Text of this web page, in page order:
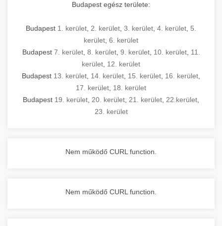
Budapest egész területe:
Budapest 1. kerület 2. kerület 3. kerület 4. kerület 5.
kerület 6. kerület
Budapest 7. kerület, 8. kerület, 9. kerület, 10. kerület, 11.
kerület 12. kerület
Budapest 13. kerület 14. kerület 15. kerület 16. kerület
17. kerület 18. kerület
Budapest 19. kerület 20. kerület 21. kerület 22.kerület
23. kerület
Nem működő CURL function.
Nem működő CURL function.